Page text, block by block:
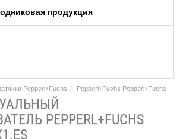
продукция
Pepperl+Fuchs Pepperl+Fuchs Pepperl+Fuchs
PEPPERL+FUCHS